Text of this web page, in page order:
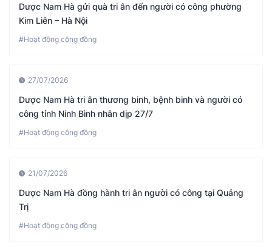
Dược Nam Hà gửi quà tri ân đến người có công phường
Kim Liên – Hà Nội
#Hoạt động cộng đồng
27/07/2026
Dược Nam Hà tri ân thương binh, bệnh binh và người có
công tỉnh Ninh Bình nhân dịp 27/7
#Hoạt động cộng đồng
21/07/2026
Dược Nam Hà đồng hành tri ân người có công tại Quảng
Trị
#Hoạt động cộng đồng